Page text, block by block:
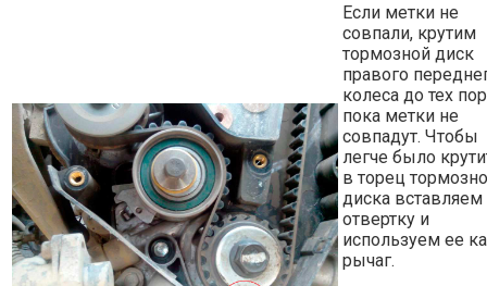
Если метки не
совпали, крутим
тормозной диск
правого
колеса до тех
пока метки не
совпадут. Чтобы
легче было
в торец
диска вставляем
отвертку и
используем ее
рычаг.